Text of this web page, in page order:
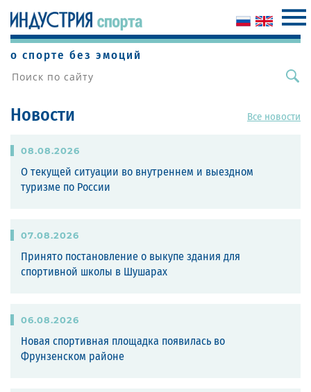
о спорте без эмоций
Новости Все новости
08.08.2026
О текущей ситуации во внутреннем и выездном
туризме по России
07.08.2026
Принято постановление о выкупе здания для
спортивной школы в Шушарах
06.08.2026
Новая спортивная площадка появилась во
Фрунзенском районе